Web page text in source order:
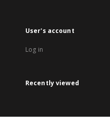
User's account
Log in
Recently viewed